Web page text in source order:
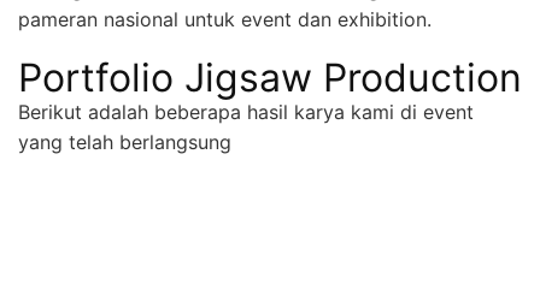
pameran nasional untuk event dan exhibition.
Portfolio Jigsaw Production
Berikut adalah beberapa hasil karya kami di event
yang telah berlangsung